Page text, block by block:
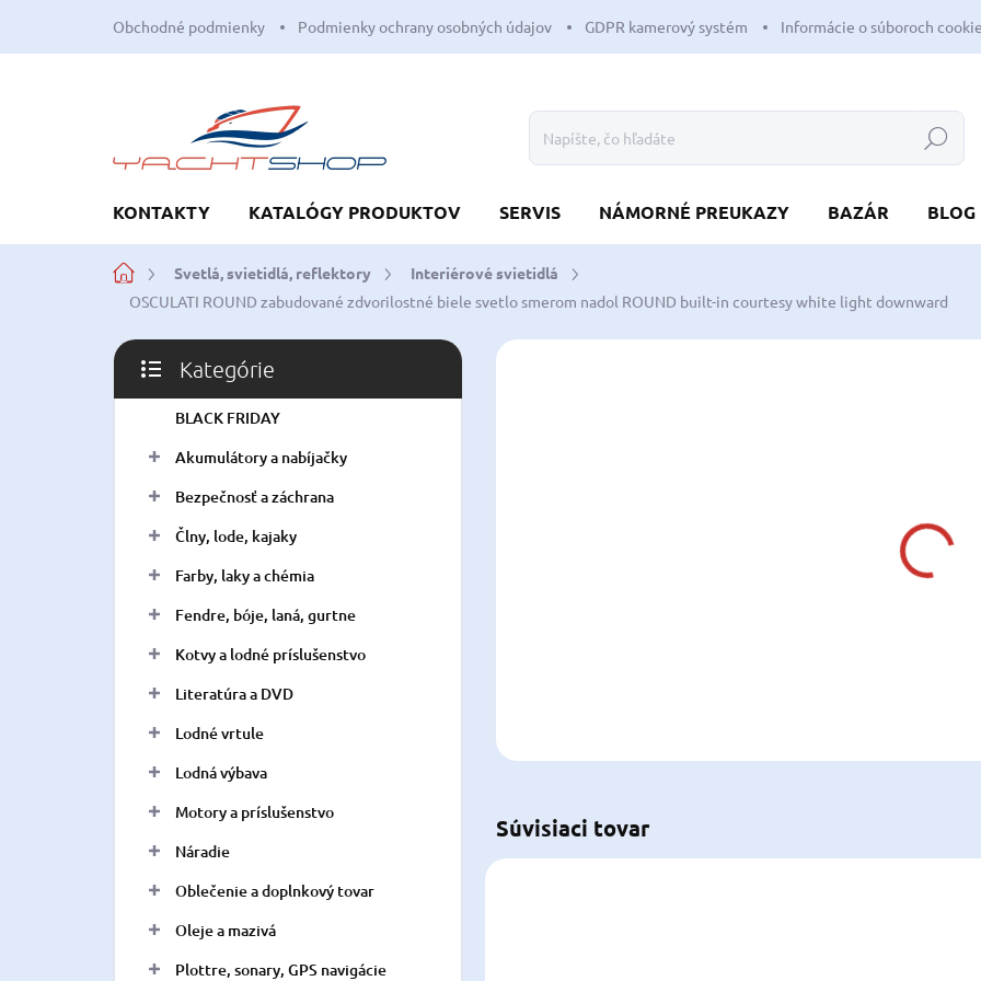
obsah
Obchodné podmienky Podmienky ochrany osobných údajov GDPR kamerový systém Informácie o súboroch
Hľadať
KONTAKTY KATALÓGY PRODUKTOV SERVIS NÁMORNÉ PREUKAZY BAZÁR BLOG
DomovSvetlá, svietidlá, reflektory
Interiérové svietidlá
OSCULATI ROUND zabudované zdvorilostné biele svetlo smerom nadol ROUND built-in courtesy white light downward
B
č
Preskočiť
kategórie
Kategórie
BLACK FRIDAY
Akumulátory a nabíjačky
Bezpečnosť a záchrana
Člny, lode, kajaky
Farby, laky a chémia
Fendre, bóje, laná, gurtne
Kotvy a lodné príslušenstvo
Literatúra a DVD
Lodné vrtule
Lodná výbava
Motory a príslušenstvo
Náradie
Oblečenie a doplnkový tovar
Oleje a mazivá
Plottre, sonary, GPS navigácie
Súvisiaci tovar